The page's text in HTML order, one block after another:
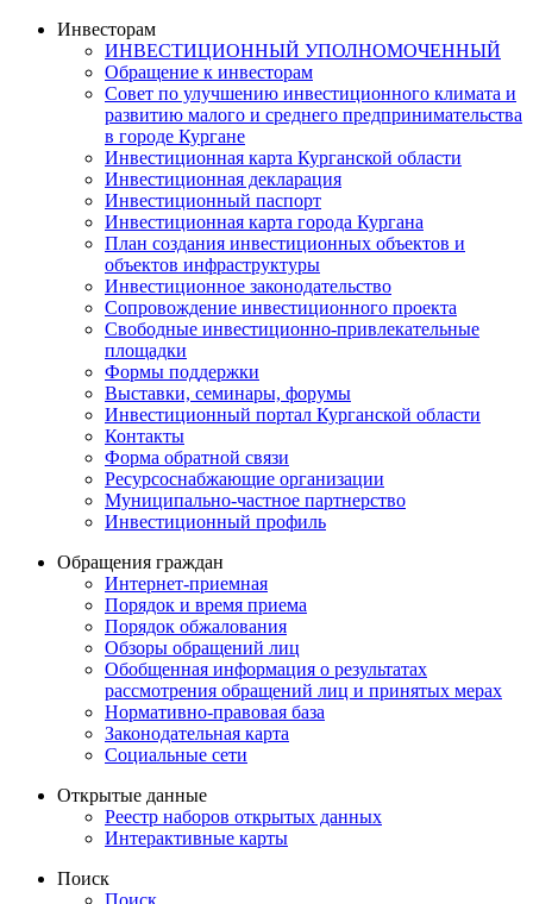
Инвесторам
ИНВЕСТИЦИОННЫЙ УПОЛНОМОЧЕННЫЙ
Обращение к инвесторам
Совет по улучшению инвестиционного климата и
развитию малого и среднего предпринимательства
в городе Кургане
Инвестиционная карта Курганской области
Инвестиционная декларация
Инвестиционный паспорт
Инвестиционная карта города Кургана
План создания инвестиционных объектов и
объектов инфраструктуры
Инвестиционное законодательство
Сопровождение инвестиционного проекта
Свободные инвестиционно-привлекательные
площадки
Формы поддержки
Выставки, семинары, форумы
Инвестиционный портал Курганской области
Контакты
Форма обратной связи
Ресурсоснабжающие организации
Муниципально-частное партнерство
Инвестиционный профиль
Обращения граждан
Интернет-приемная
Порядок и время приема
Порядок обжалования
Обзоры обращений лиц
Обобщенная информация о результатах
рассмотрения обращений лиц и принятых мерах
Нормативно-правовая база
Законодательная карта
Социальные сети
Открытые данные
Реестр наборов открытых данных
Интерактивные карты
Поиск
Поиск